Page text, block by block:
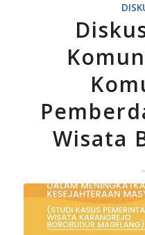
Wisata